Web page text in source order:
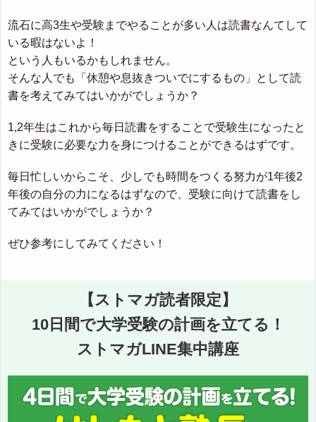
流石に高3生や受験までやることが多い人は読書なんてして
いる暇はないよ！
という人もいるかもしれません。
そんな人でも「休憩や息抜きついでにするもの」として読
書を考えてみてはいかがでしょうか？
1,2年生はこれから毎日読書をすることで受験生になったと
きに受験に必要な力を身につけることができるはずです。
毎日忙しいからこそ、少しでも時間をつくる努力が1年後2
年後の自分の力になるはずなので、受験に向けて読書をし
てみてはいかがでしょうか？
ぜひ参考にしてみてください！
【ストマガ読者限定】
10日間で大学受験の計画を立てる！
ストマガLINE集中講座